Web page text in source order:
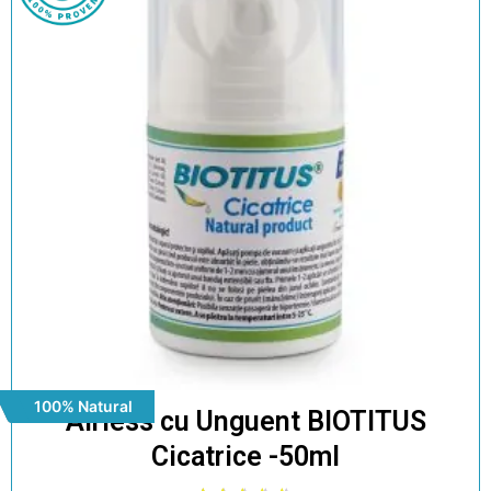
100% Natural
Airless cu Unguent BIOTITUS
Cicatrice -50ml